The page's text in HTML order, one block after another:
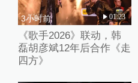
3小时前 01:23
《歌手2026》联动，韩
磊胡彦斌12年后合作《走
四方》